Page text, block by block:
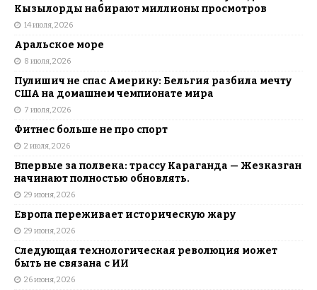
Кызылорды набирают миллионы просмотров
14 июля, 2026
Аральское море
8 июля, 2026
Пулишич не спас Америку: Бельгия разбила мечту
США на домашнем чемпионате мира
7 июля, 2026
Фитнес больше не про спорт
2 июля, 2026
Впервые за полвека: трассу Караганда — Жезказган
начинают полностью обновлять.
29 июня, 2026
Европа переживает историческую жару
29 июня, 2026
Следующая технологическая революция может
быть не связана с ИИ
26 июня, 2026